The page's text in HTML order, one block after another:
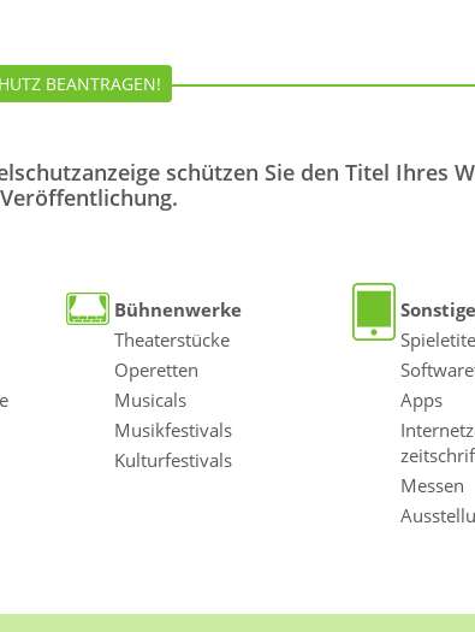
BEANTRAGEN!
schützen Sie den Titel Ihres
Bühnenwerke
Theaterstücke
Operetten
Musicals
Musikfestivals
Kulturfestivals
Apps
Messen